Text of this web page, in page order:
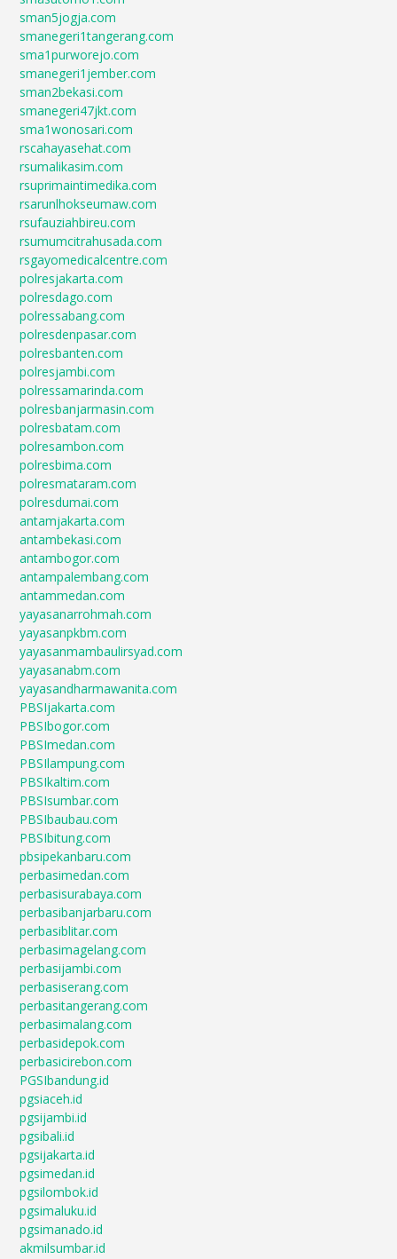
sman5jogja.com
smanegeri1tangerang.com
sma1purworejo.com
smanegeri1jember.com
sman2bekasi.com
smanegeri47jkt.com
sma1wonosari.com
rscahayasehat.com
rsumalikasim.com
rsuprimaintimedika.com
rsarunlhokseumaw.com
rsufauziahbireu.com
rsumumcitrahusada.com
rsgayomedicalcentre.com
polresjakarta.com
polresdago.com
polressabang.com
polresdenpasar.com
polresbanten.com
polresjambi.com
polressamarinda.com
polresbanjarmasin.com
polresbatam.com
polresambon.com
polresbima.com
polresmataram.com
polresdumai.com
antamjakarta.com
antambekasi.com
antambogor.com
antampalembang.com
antammedan.com
yayasanarrohmah.com
yayasanpkbm.com
yayasanmambaulirsyad.com
yayasanabm.com
yayasandharmawanita.com
PBSIjakarta.com
PBSIbogor.com
PBSImedan.com
PBSIlampung.com
PBSIkaltim.com
PBSIsumbar.com
PBSIbaubau.com
PBSIbitung.com
pbsipekanbaru.com
perbasimedan.com
perbasisurabaya.com
perbasibanjarbaru.com
perbasiblitar.com
perbasimagelang.com
perbasijambi.com
perbasiserang.com
perbasitangerang.com
perbasimalang.com
perbasidepok.com
perbasicirebon.com
PGSIbandung.id
pgsiaceh.id
pgsijambi.id
pgsibali.id
pgsijakarta.id
pgsimedan.id
pgsilombok.id
pgsimaluku.id
pgsimanado.id
akmilsumbar.id